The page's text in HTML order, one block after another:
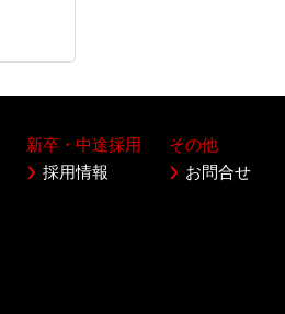
新卒・中途採用
採用情報
その他
お問合せ